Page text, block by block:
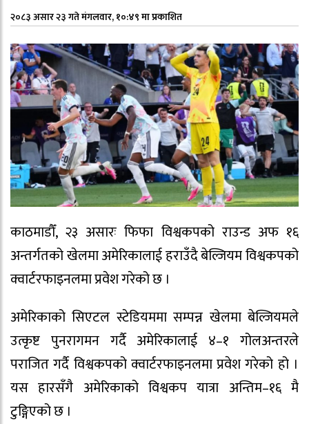
२०८३ असार २३ गते मंगलवार, १०:४९ मा प्रकाशित
काठमाडौँ, २३ असारः फिफा विश्वकपको राउन्ड अफ १६
अन्तर्गतको खेलमा अमेरिकालाई हराउँदै बेल्जियम विश्वकपको
क्वार्टरफाइनलमा प्रवेश गरेको छ ।
अमेरिकाको सिएटल स्टेडियममा सम्पन्न खेलमा बेल्जियमले
उत्कृष्ट पुनरागमन गर्दै अमेरिकालाई ४–१ गोलअन्तरले
पराजित गर्दै विश्वकपको क्वार्टरफाइनलमा प्रवेश गरेको हो ।
यस हारसँगै अमेरिकाको विश्वकप यात्रा अन्तिम–१६ मै
टुङ्गिएको छ ।